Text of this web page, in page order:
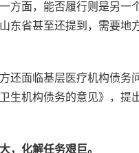
方面，能否履行则是另
东省甚至还提到，需要
还面临基层医疗机构债务
生机构债务的意见》，提
，化解任务艰巨。